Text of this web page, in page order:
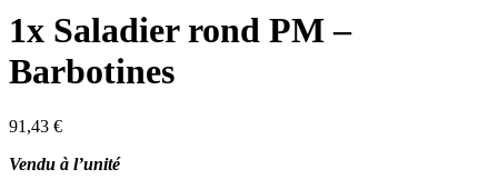
1x Saladier rond PM –
Barbotines
91,43 €
Vendu à l’unité